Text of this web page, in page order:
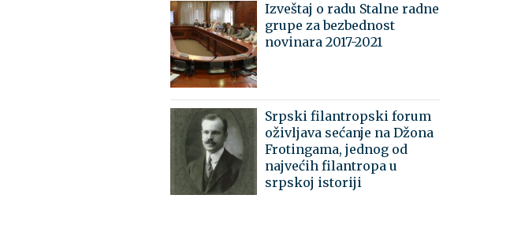
Izveštaj o radu Stalne radne
grupe za bezbednost
novinara 2017-2021
Srpski filantropski forum
oživljava sećanje na Džona
Frotingama, jednog od
najvećih filantropa u
srpskoj istoriji